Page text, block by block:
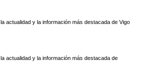
actualidad y la información más destacada de Vigo
actualidad y la información más destacada de